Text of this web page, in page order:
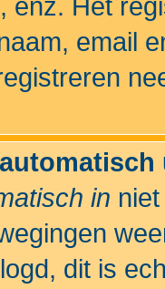
enz. Het
email
in
dit is